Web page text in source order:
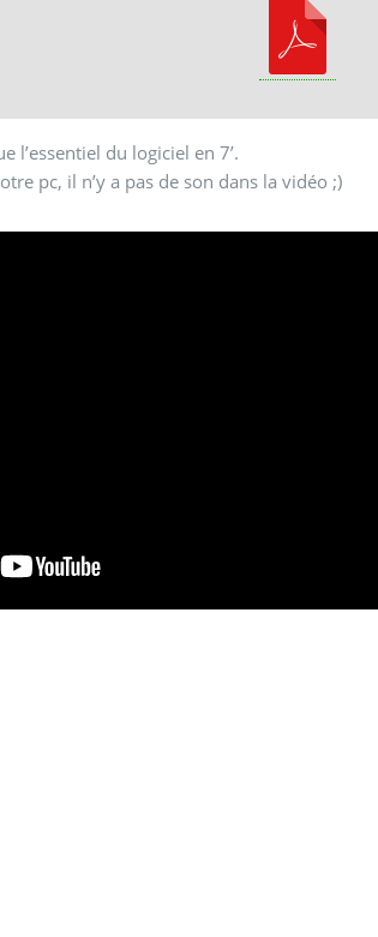
l’essentiel du logiciel en 7’.
pc, il n’y a pas de son dans la vidéo ;)